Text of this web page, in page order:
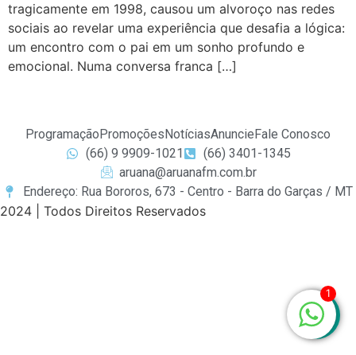
tragicamente em 1998, causou um alvoroço nas redes
sociais ao revelar uma experiência que desafia a lógica:
um encontro com o pai em um sonho profundo e
emocional. Numa conversa franca […]
Programação Promoções NotíciasAnuncie Fale Conosco
(66) 9 9909-1021
(66) 3401-1345
aruana@aruanafm.com.br
Endereço: Rua Bororos, 673 - Centro - Barra do Garças / MT
2024 | Todos Direitos Reservados
1